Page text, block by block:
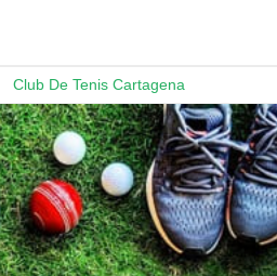
Club De Tenis Cartagena